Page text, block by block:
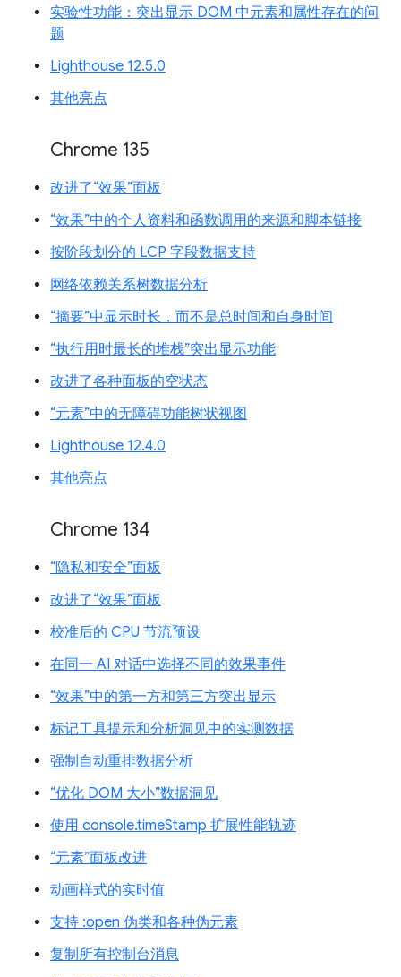
实验性功能：突出显示 DOM 中元素和属性存在的问
题
Lighthouse 12.5.0
其他亮点
Chrome 135
改进了“效果”面板
“效果”中的个人资料和函数调用的来源和脚本链接
按阶段划分的 LCP 字段数据支持
网络依赖关系树数据分析
“摘要”中显示时长，而不是总时间和自身时间
“执行用时最长的堆栈”突出显示功能
改进了各种面板的空状态
“元素”中的无障碍功能树状视图
Lighthouse 12.4.0
其他亮点
Chrome 134
“隐私和安全”面板
改进了“效果”面板
校准后的 CPU 节流预设
在同一 AI 对话中选择不同的效果事件
“效果”中的第一方和第三方突出显示
标记工具提示和分析洞见中的实测数据
强制自动重排数据分析
“优化 DOM 大小”数据洞见
使用 console.timeStamp 扩展性能轨迹
“元素”面板改进
动画样式的实时值
支持 :open 伪类和各种伪元素
复制所有控制台消息